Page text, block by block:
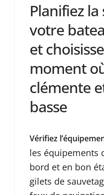
Planifiez
votre
et
moment
clémente
basse
Vérifiez
les équipements
bord et en bon
gilets de